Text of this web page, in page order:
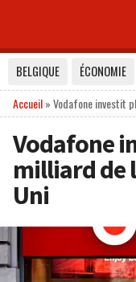
BELGIQUE ÉCONOMIE
Accueil»Vodafone investit
Vodafone
milliard de
Uni